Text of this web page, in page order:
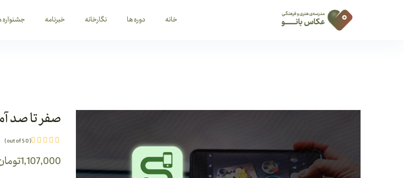
خانه دوره ها نگارخانه خبرنامه جشنواره
صفر تا صد
( 0 out of 5 )
1,107,000